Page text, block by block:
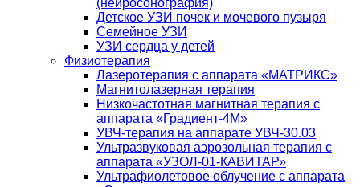
(нейросонография)
Детское УЗИ почек и мочевого пузыря
Семейное УЗИ
УЗИ сердца у детей
Физиотерапия
Лазеротерапия с аппарата «МАТРИКС»
Магнитолазерная терапия
Низкочастотная магнитная терапия с
аппарата «Градиент-4М»
УВЧ-терапия на аппарате УВЧ-30.03
Ультразвуковая аэрозольная терапия с
аппарата «УЗОЛ-01-КАВИТАР»
Ультрафиолетовое облучение с аппарата